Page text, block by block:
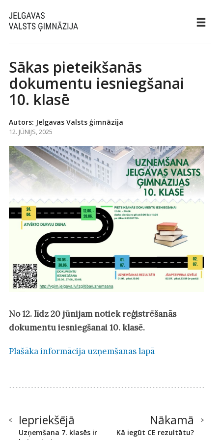
Sākas pieteikšanās
dokumentu iesniegšanai
10. klasē
Autors: Jelgavas Valsts ģimnāzija
12. JŪNIJS, 2025
No 12. līdz 20 jūnijam notiek reģistrēšanās
dokumentu iesniegšanai 10. klasē.
Plašāka informācija uzņemšanas lapā
Iepriekšējā
Uzņemšana 7. klasēs ir
Nākamā
Kā iegūt CE rezultātu?